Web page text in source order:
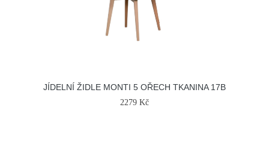
JÍDELNÍ ŽIDLE MONTI 5 OŘECH TKANINA 17B
2279 Kč